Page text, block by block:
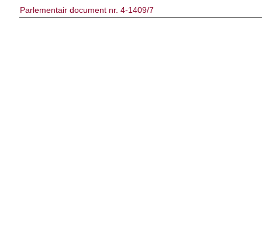
Parlementair document nr. 4-1409/7